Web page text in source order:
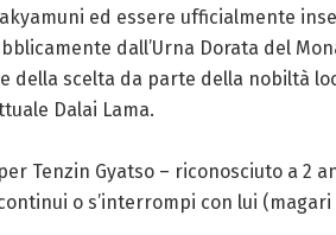
ed essere ufficialmente
dall’Urna Dorata del
della scelta da parte della nobiltà
Dalai Lama.
Tenzin Gyatso – riconosciuto a 2
o s’interrompi con lui